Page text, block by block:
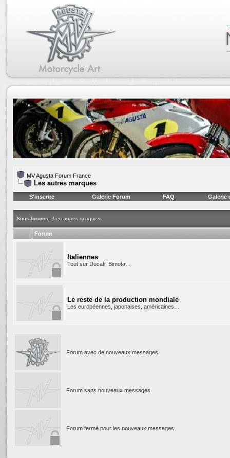
MV Agusta Forum France
Les autres marques
S'inscrire Galerie Forum FAQ Galerie
Sous-forums : Les autres marques
Forum
Italiennes
Tout sur Ducati, Bimota…
Le reste de la production mondiale
Les européennes, japonaises, américaines…
Forum avec de nouveaux messages
Forum sans nouveaux messages
Forum fermé pour les nouveaux messages